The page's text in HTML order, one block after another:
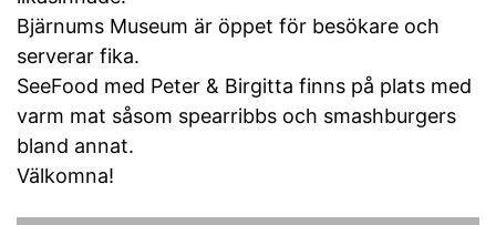
Bjärnums Museum är öppet för besökare och
serverar fika.
SeeFood med Peter & Birgitta finns på plats med
varm mat såsom spearribbs och smashburgers
bland annat.
Välkomna!